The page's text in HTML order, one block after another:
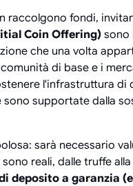
raccolgono fondi,
Coin Offering)sono
che una volta
di base e i
l'infrastruttura di
supportate dalla
sarà necessario
reali, dalle truffe
deposito a garanzia